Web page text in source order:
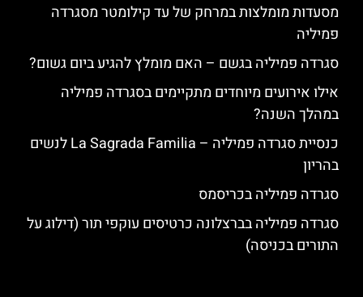
מסעדות מומלצות במרחק של עד קילומטר מסגרדה
פמיליה
סגרדה פמיליה בגשם – האם מומלץ להגיע ביום גשום?
אילו אירועים מיוחדים מתקיימים בסגרדה פמיליה
במהלך השנה?
כנסיית סגרדה פמיליה – La Sagrada Familia לנשים
בהריון
סגרדה פמיליה בכריסמס
סגרדה פמיליה בברצלונה כרטיסים עוקפי תור (דילוג על
התורים בכניסה)